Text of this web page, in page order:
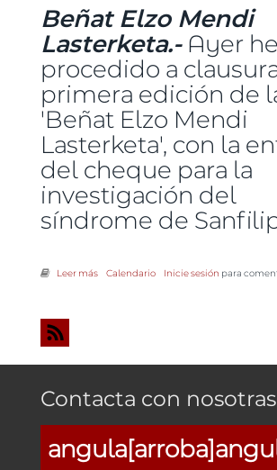
Beñat Elzo Mendi
Lasterketa.-Ayer
procedido a
primera edición de
'Beñat Elzo Mendi
Lasterketa', con la
del cheque para la
investigación del
síndrome de
Leer mássobre Se hace entrega del cheque para
Calendario Inicie sesión para
Contacta con nosotras